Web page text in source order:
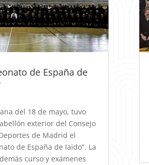
de España de
del 18 de mayo, tuvo
exterior del Consejo
de Madrid el
de España de Iaido”. La
curso y exámenes